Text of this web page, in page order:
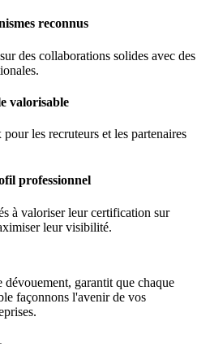
reconnus
des collaborations solides avec des
valorisable
les recruteurs et les partenaires
professionnel
à valoriser leur certification sur
leur visibilité.
garantit que chaque
façonnons l'avenir de vos